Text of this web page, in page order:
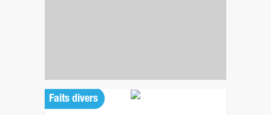
Faits divers